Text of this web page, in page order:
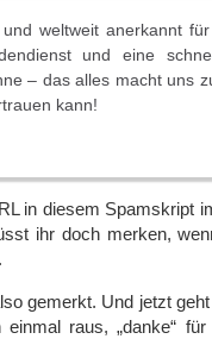
weltweit anerkannt
und eine
– das alles macht uns
kann!
in diesem Spamskript
ihr doch merken,
gemerkt. Und jetzt
raus, „danke“